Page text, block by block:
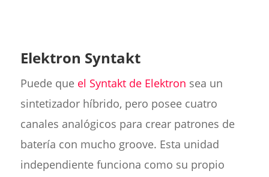
Elektron Syntakt
Puede que el Syntakt de Elektron sea un
sintetizador híbrido, pero posee cuatro
canales analógicos para crear patrones de
batería con mucho groove. Esta unidad
independiente funciona como su propio